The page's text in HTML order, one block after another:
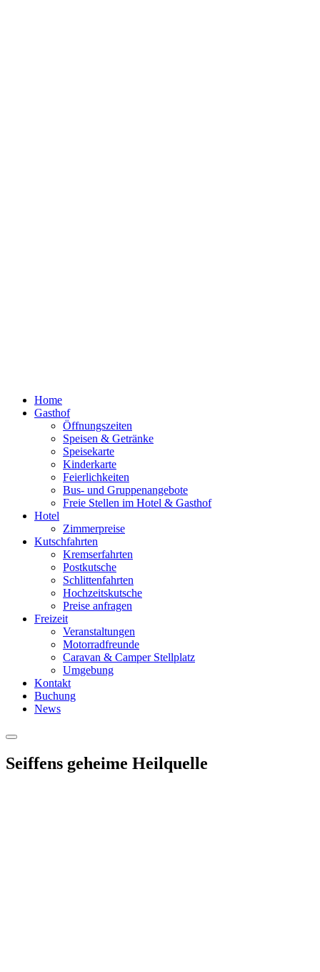
Home
Gasthof
Öffnungszeiten
Speisen & Getränke
Speisekarte
Kinderkarte
Feierlichkeiten
Bus- und Gruppenangebote
Freie Stellen im Hotel & Gasthof
Hotel
Zimmerpreise
Kutschfahrten
Kremserfahrten
Postkutsche
Schlittenfahrten
Hochzeitskutsche
Preise anfragen
Freizeit
Veranstaltungen
Motorradfreunde
Caravan & Camper Stellplatz
Umgebung
Kontakt
Buchung
News
Hauptmenü
Seiffens geheime Heilquelle